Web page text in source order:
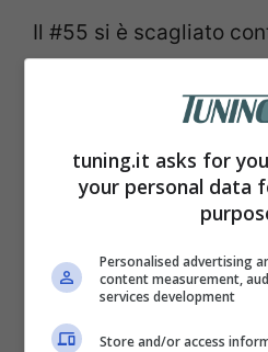
Il #55 si è scagliato
pasticcio avvenuto a
è ritrovato con una
causa di un tombino
bene.
Con un tragitto
massima velocità in
dietro l’angolo. La
tuning.it asks for
your personal data
Personalised advertising
content measurement,
services development
Store and/or access